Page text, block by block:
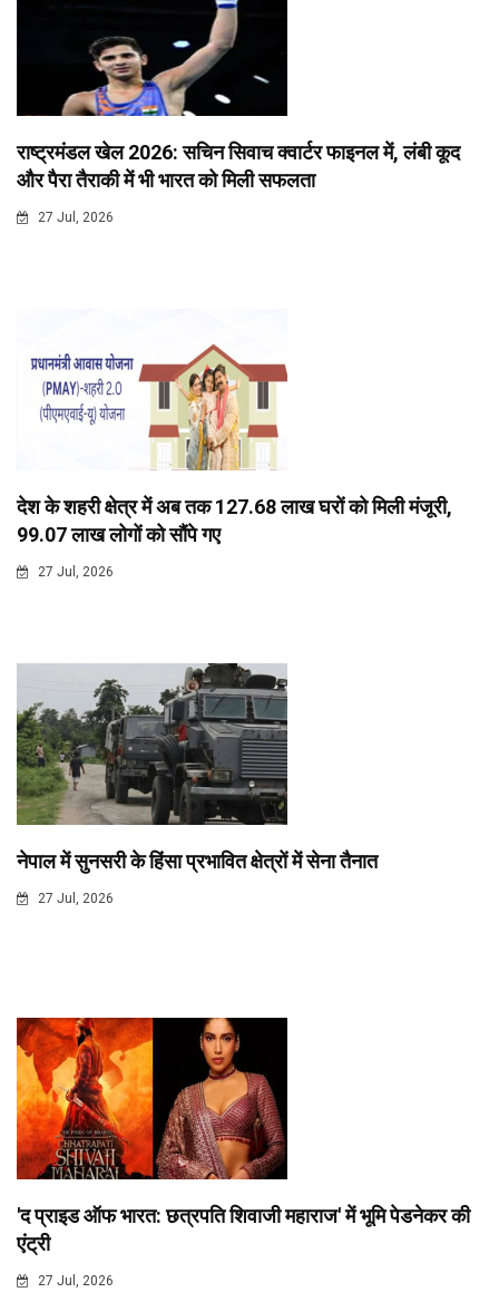
राष्ट्रमंडल खेल 2026: सचिन सिवाच क्वार्टर फाइनल में, लंबी कूद
और पैरा तैराकी में भी भारत को मिली सफलता
27 Jul, 2026
देश के शहरी क्षेत्र में अब तक 127.68 लाख घरों को मिली मंजूरी,
99.07 लाख लोगों को सौंपे गए
27 Jul, 2026
नेपाल में सुनसरी के हिंसा प्रभावित क्षेत्रों में सेना तैनात
27 Jul, 2026
'द प्राइड ऑफ भारत: छत्रपति शिवाजी महाराज' में भूमि पेडनेकर की
एंट्री
27 Jul, 2026